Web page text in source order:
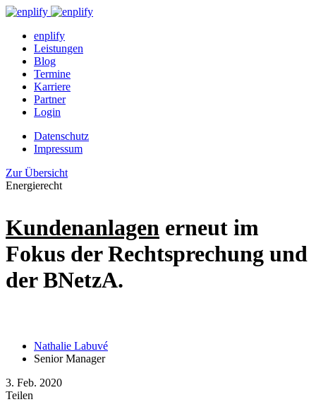
enplify
Leistungen
Blog
Termine
Karriere
Partner
Login
Datenschutz
Impressum
Zur Übersicht
Energierecht
Kundenanlagen erneut im
Fokus der Rechtsprechung und
der BNetzA.
Nathalie Labuvé
Senior Manager
3. Feb. 2020
Teilen